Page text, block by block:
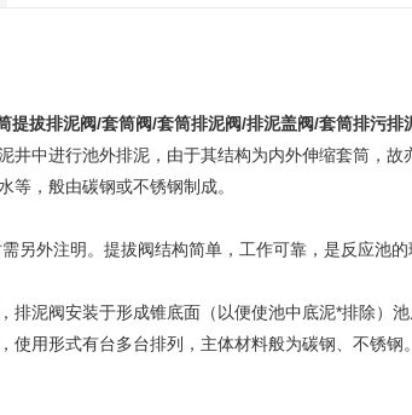
提拔排泥阀/套筒阀/套筒排泥阀/排泥盖阀/套筒排污排
井中进行池外排泥，由于其结构为内外伸缩套筒，故
，般由碳钢或不锈钢制成。
另外注明。提拔阀结构简单，工作可靠，是反应池的
排泥阀安装于形成锥底面（以便使池中底泥*排除）
用形式有台多台排列，主体材料般为碳钢、不锈钢。